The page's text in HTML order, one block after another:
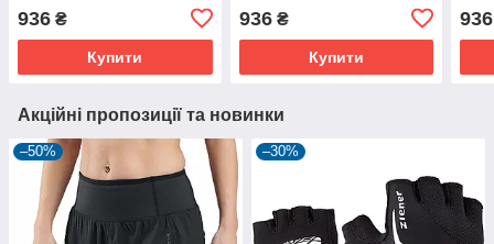
936 ₴
Купити
936₴
Купити
936
Акційні пропозиції та новинки
–50% –30%